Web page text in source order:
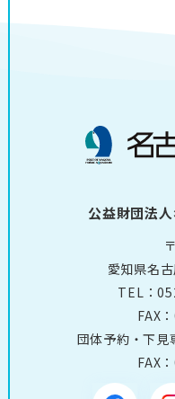
公益財団法
愛知県名
TEL：
FAX
団体予約・下見
FAX